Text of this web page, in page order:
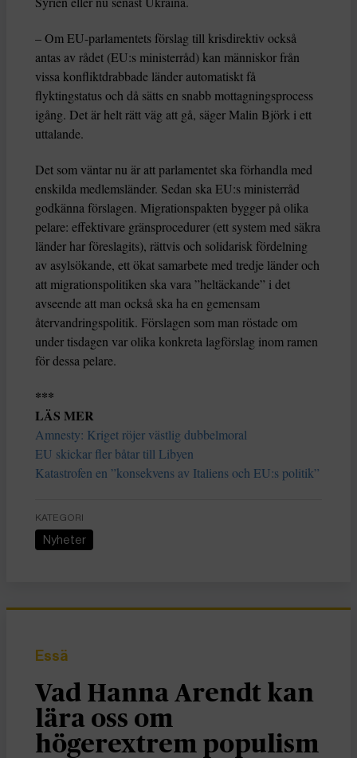
– Om EU-parlamentets förslag till krisdirektiv också
antas av rådet (EU:s ministerråd) kan människor från
vissa konfliktdrabbade länder automatiskt få
flyktingstatus och då sätts en snabb mottagningsprocess
igång. Det är helt rätt väg att gå, säger Malin Björk i ett
uttalande.
Det som väntar nu är att parlamentet ska förhandla med
enskilda medlemsländer. Sedan ska EU:s ministerråd
godkänna förslagen. Migrationspakten bygger på olika
pelare: effektivare gränsprocedurer (ett system med säkra
länder har föreslagits), rättvis och solidarisk fördelning
av asylsökande, ett ökat samarbete med tredje länder och
att migrationspolitiken ska vara ”heltäckande” i det
avseende att man också ska ha en gemensam
återvandringspolitik. Förslagen som man röstade om
under tisdagen var olika konkreta lagförslag inom ramen
för dessa pelare.
***
LÄS MER
Amnesty: Kriget röjer västlig dubbelmoral
EU skickar fler båtar till Libyen
Katastrofen en ”konsekvens av Italiens och EU:s politik”
KATEGORI
Nyheter
Essä
Vad Hanna Arendt kan
lära oss om
högerextrem populism